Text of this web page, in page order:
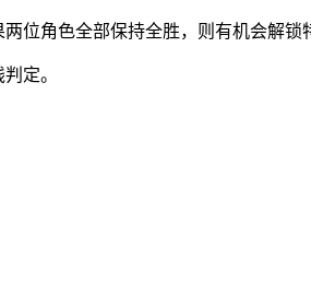
位角色全部保持全胜，则有机会解锁
定。